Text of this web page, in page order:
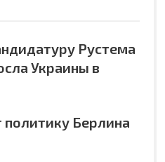
Рустема
Украины в
Берлина